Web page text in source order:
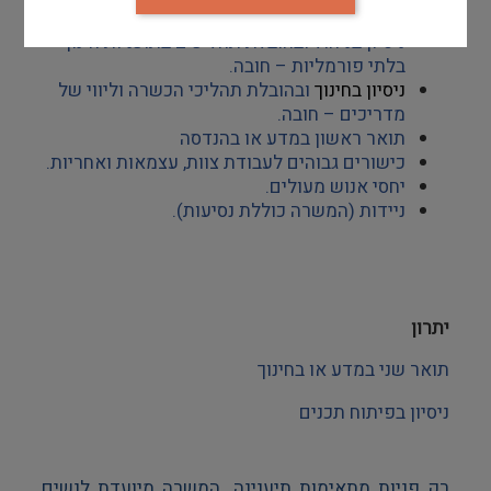
ניסיון בניהול ובהובלת תהליכים בתוכניות חינוך
בלתי פורמליות – חובה.
ניסיון בחינוך
מדריכים – חובה.
תואר ראשון במדע או בהנדסה
כישורים גבוהים לעבודת צוות, עצמאות ואחריות.
יחסי אנוש מעולים.
ניידות (המשרה כוללת נסיעות).
יתרון
תואר שני במדע או בחינוך
ניסיון בפיתוח תכנים